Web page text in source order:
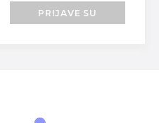
PRIJAVE SU